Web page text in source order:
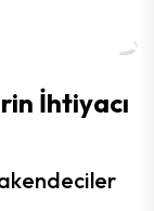
İhtiyacı